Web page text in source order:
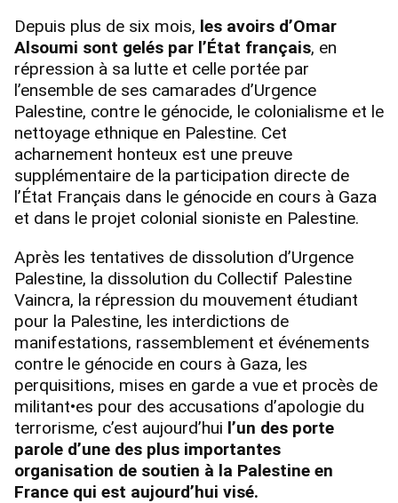
Depuis plus de six mois, les avoirs d’Omar
Alsoumi sont gelés par l’État français, en
répression à sa lutte et celle portée par
l’ensemble de ses camarades d’Urgence
Palestine, contre le génocide, le colonialisme et le
nettoyage ethnique en Palestine. Cet
acharnement honteux est une preuve
supplémentaire de la participation directe de
l’État Français dans le génocide en cours à Gaza
et dans le projet colonial sioniste en Palestine.
Après les tentatives de dissolution d’Urgence
Palestine, la dissolution du Collectif Palestine
Vaincra, la répression du mouvement étudiant
pour la Palestine, les interdictions de
manifestations, rassemblement et événements
contre le génocide en cours à Gaza, les
perquisitions, mises en garde a vue et procès de
militant•es pour des accusations d’apologie du
terrorisme, c’est aujourd’hui l’un des porte
parole d’une des plus importantes
organisation de soutien à la Palestine en
France qui est aujourd’hui visé.